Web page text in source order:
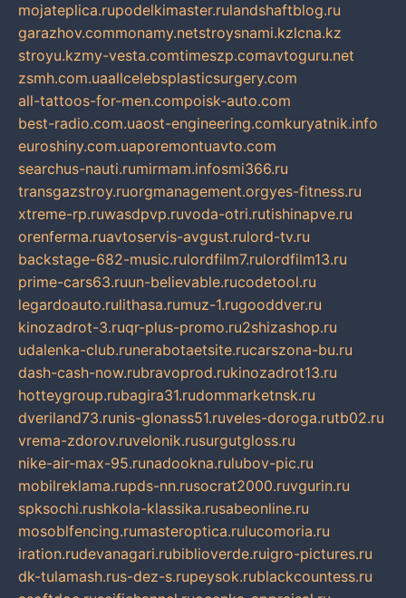
mojateplica.rupodelkimaster.rulandshaftblog.ru
garazhov.commonamy.netstroysnami.kzlcna.kz
stroyu.kzmy-vesta.comtimeszp.comavtoguru.net
zsmh.com.uaallcelebsplasticsurgery.com
all-tattoos-for-men.compoisk-auto.com
best-radio.com.uaost-engineering.comkuryatnik.info
euroshiny.com.uaporemontuavto.com
searchus-nauti.rumirmam.infosmi366.ru
transgazstroy.ruorgmanagement.orgyes-fitness.ru
xtreme-rp.ruwasdpvp.ruvoda-otri.rutishinapve.ru
orenferma.ruavtoservis-avgust.rulord-tv.ru
backstage-682-music.rulordfilm7.rulordfilm13.ru
prime-cars63.ruun-believable.rucodetool.ru
legardoauto.rulithasa.rumuz-1.rugooddver.ru
kinozadrot-3.ruqr-plus-promo.ru2shizashop.ru
udalenka-club.runerabotaetsite.rucarszona-bu.ru
dash-cash-now.rubravoprod.rukinozadrot13.ru
hotteygroup.rubagira31.rudommarketnsk.ru
dveriland73.runis-glonass51.ruveles-doroga.rutb02.ru
vrema-zdorov.ruvelonik.rusurgutgloss.ru
nike-air-max-95.runadookna.rulubov-pic.ru
mobilreklama.rupds-nn.rusocrat2000.ruvgurin.ru
spksochi.rushkola-klassika.rusabeonline.ru
mosoblfencing.rumasteroptica.rulucomoria.ru
iration.rudevanagari.rubiblioverde.ruigro-pictures.ru
dk-tulamash.rus-dez-s.rupeysok.rublackcountess.ru